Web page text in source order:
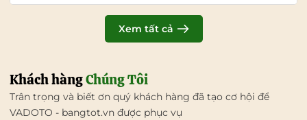
Xem tất cả
Khách hàngChúng Tôi
Trân trọng và biết ơn quý khách hàng đã tạo cơ hội để
VADOTO - bangtot.vn được phục vụ